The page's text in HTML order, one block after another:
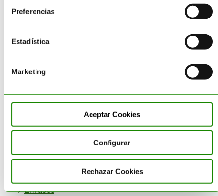
Preferencias
Estadística
Marketing
Aceptar Cookies
Configurar
Rechazar Cookies
Reciclado
Suministro
Categorías
Corporativo
Destrucción de Producto
Economía Circular
Envases